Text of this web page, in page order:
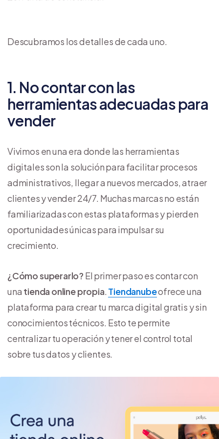
Descubramos los detalles de cada uno.
1. No contar con las
herramientas adecuadas para
vender
Vivimos en una era donde las herramientas
digitales son la solución para facilitar procesos
administrativos, llegar a nuevos mercados, atraer
clientes y vender 24/7. Muchas marcas no están
familiarizadas con estas plataformas y pierden
oportunidades únicas para impulsar su
crecimiento.
¿Cómo superarlo? El primer paso es contar con
una tienda online propia. Tiendanubeofrece una
plataforma para crear tu marca digital gratis y sin
conocimientos técnicos. Esto te permite
centralizar tu operación y tener el control total
sobre tus datos y clientes.